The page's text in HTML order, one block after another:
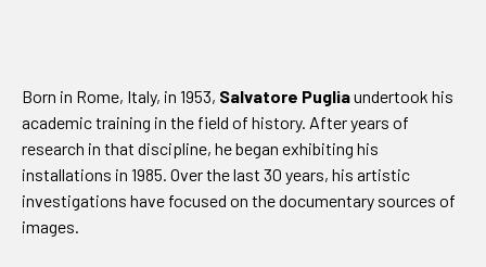
Read more
Categories
ANNOTATED WORKS(92)
APPLIED ART and PUBLICATIONS